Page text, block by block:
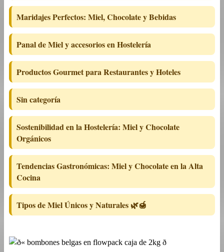
Maridajes Perfectos: Miel, Chocolate y Bebidas
Panal de Miel y accesorios en Hostelería
Productos Gourmet para Restaurantes y Hoteles
Sin categoría
Sostenibilidad en la Hostelería: Miel y Chocolate
Orgánicos
Tendencias Gastronómicas: Miel y Chocolate en la Alta
Cocina
Tipos de Miel Únicos y Naturales 🌿🍯